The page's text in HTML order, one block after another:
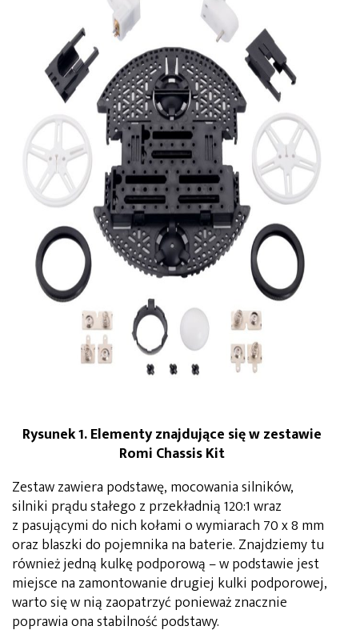
Rysunek 1. Elementy znajdujące się w zestawie
Romi Chassis Kit
Zestaw zawiera podstawę, mocowania silników,
silniki prądu stałego z przekładnią 120:1 wraz
z pasującymi do nich kołami o wymiarach 70 x 8 mm
oraz blaszki do pojemnika na baterie. Znajdziemy tu
również jedną kulkę podporową – w podstawie jest
miejsce na zamontowanie drugiej kulki podporowej,
warto się w nią zaopatrzyć ponieważ znacznie
poprawia ona stabilność podstawy.